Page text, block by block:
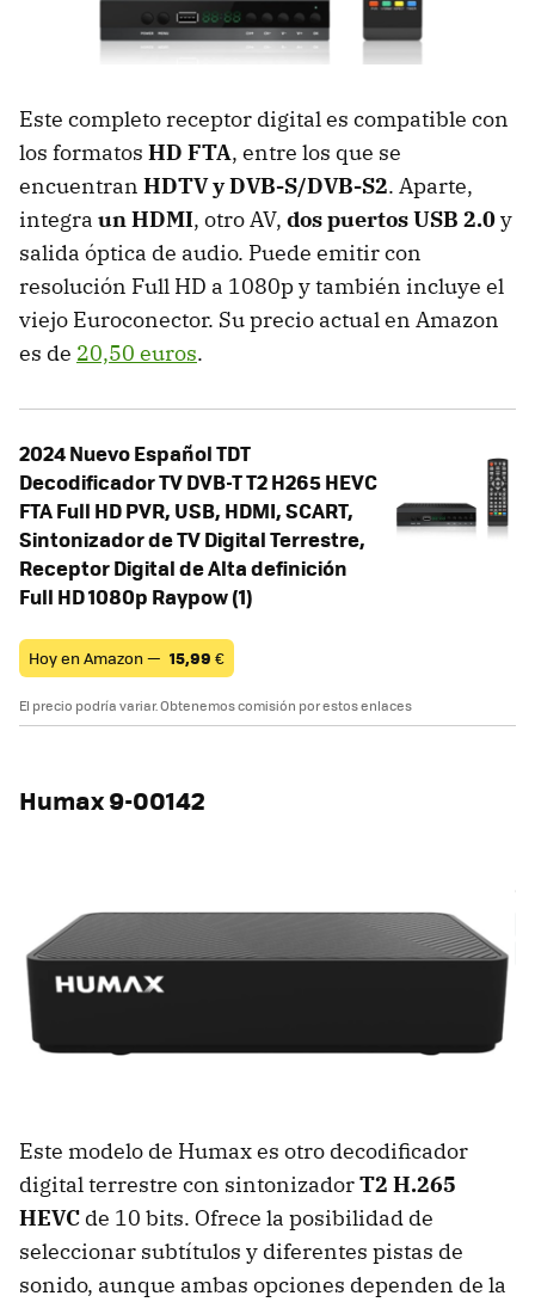
Este completo receptor digital es compatible con
los formatos HD FTA, entre los que se
encuentran HDTV y DVB-S/DVB-S2. Aparte,
integra un HDMI, otro AV, dos puertos USB 2.0y
salida óptica de audio. Puede emitir con
resolución Full HD a 1080p y también incluye el
viejo Euroconector. Su precio actual en Amazon
es de 20,50 euros.
2024 Nuevo Español TDT
Decodificador TV DVB-T T2 H265 HEVC
FTA Full HD PVR, USB, HDMI, SCART,
Sintonizador de TV Digital Terrestre,
Receptor Digital de Alta definición
Full HD 1080p Raypow (1)
Hoy en Amazon — 15,99 €
El precio podría variar. Obtenemos comisión por estos enlaces
Humax 9-00142
Este modelo de Humax es otro decodificador
digital terrestre con sintonizadorT2 H.265
HEVC de 10 bits. Ofrece la posibilidad de
seleccionar subtítulos y diferentes pistas de
sonido, aunque ambas opciones dependen de la